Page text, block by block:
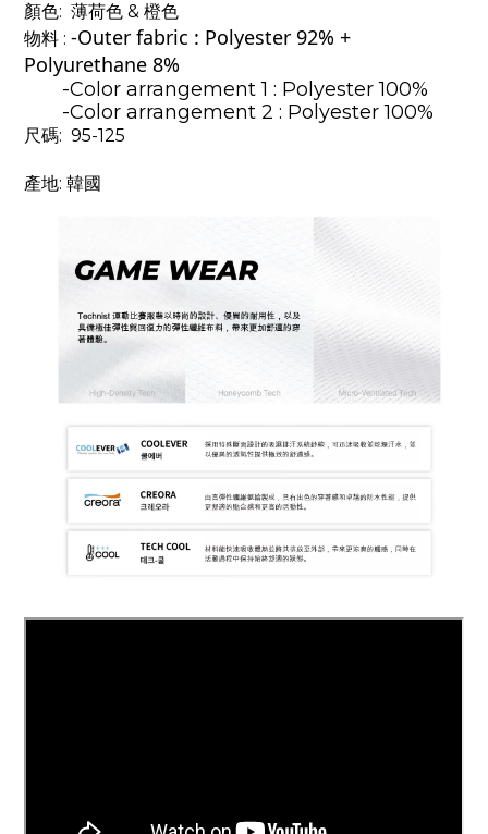
顏色: 薄荷色 & 橙色
物料 : -Outer fabric : Polyester 92% +
Polyurethane 8%
-Color arrangement 1 : Polyester 100%
-Color arrangement 2 : Polyester 100%
尺碼: 95-125
產地: 韓國